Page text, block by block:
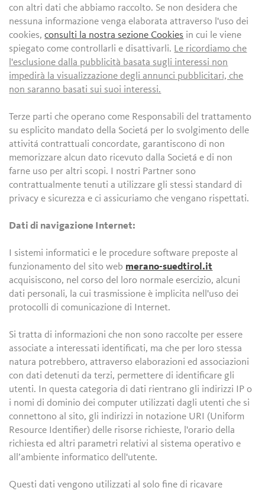
con altri dati che abbiamo raccolto. Se non desidera che
nessuna informazione venga elaborata attraverso l'uso dei
cookies,consulti la nostra sezione Cookies in cui le viene
spiegato come controllarli e disattivarli. Le ricordiamo che
l'esclusione dalla pubblicità basata sugli interessi non
impedirà la visualizzazione degli annunci pubblicitari, che
non saranno basati sui suoi interessi.
Terze parti che operano come Responsabili del trattamento
su esplicito mandato della Societá per lo svolgimento delle
attivitá contrattuali concordate, garantiscono di non
memorizzare alcun dato ricevuto dalla Societá e di non
farne uso per altri scopi. I nostri Partner sono
contrattualmente tenuti a utilizzare gli stessi standard di
privacy e sicurezza e ci assicuriamo che vengano rispettati.
Dati di navigazione Internet:
I sistemi informatici e le procedure software preposte al
funzionamento del sito web merano-suedtirol.it
acquisiscono, nel corso del loro normale esercizio, alcuni
dati personali, la cui trasmissione è implicita nell'uso dei
protocolli di comunicazione di Internet.
Si tratta di informazioni che non sono raccolte per essere
associate a interessati identificati, ma che per loro stessa
natura potrebbero, attraverso elaborazioni ed associazioni
con dati detenuti da terzi, permettere di identificare gli
utenti. In questa categoria di dati rientrano gli indirizzi IP o
i nomi di dominio dei computer utilizzati dagli utenti che si
connettono al sito, gli indirizzi in notazione URI (Uniform
Resource Identifier) delle risorse richieste, l'orario della
richiesta ed altri parametri relativi al sistema operativo e
all’ambiente informatico dell'utente.
Questi dati vengono utilizzati al solo fine di ricavare